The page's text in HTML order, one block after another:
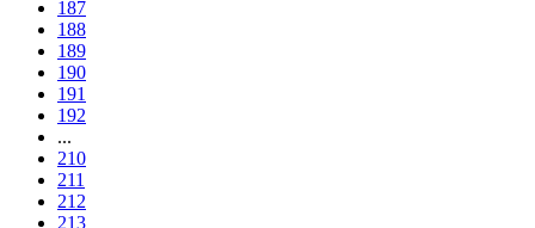
187
188
189
190
191
192
...
210
211
212
213